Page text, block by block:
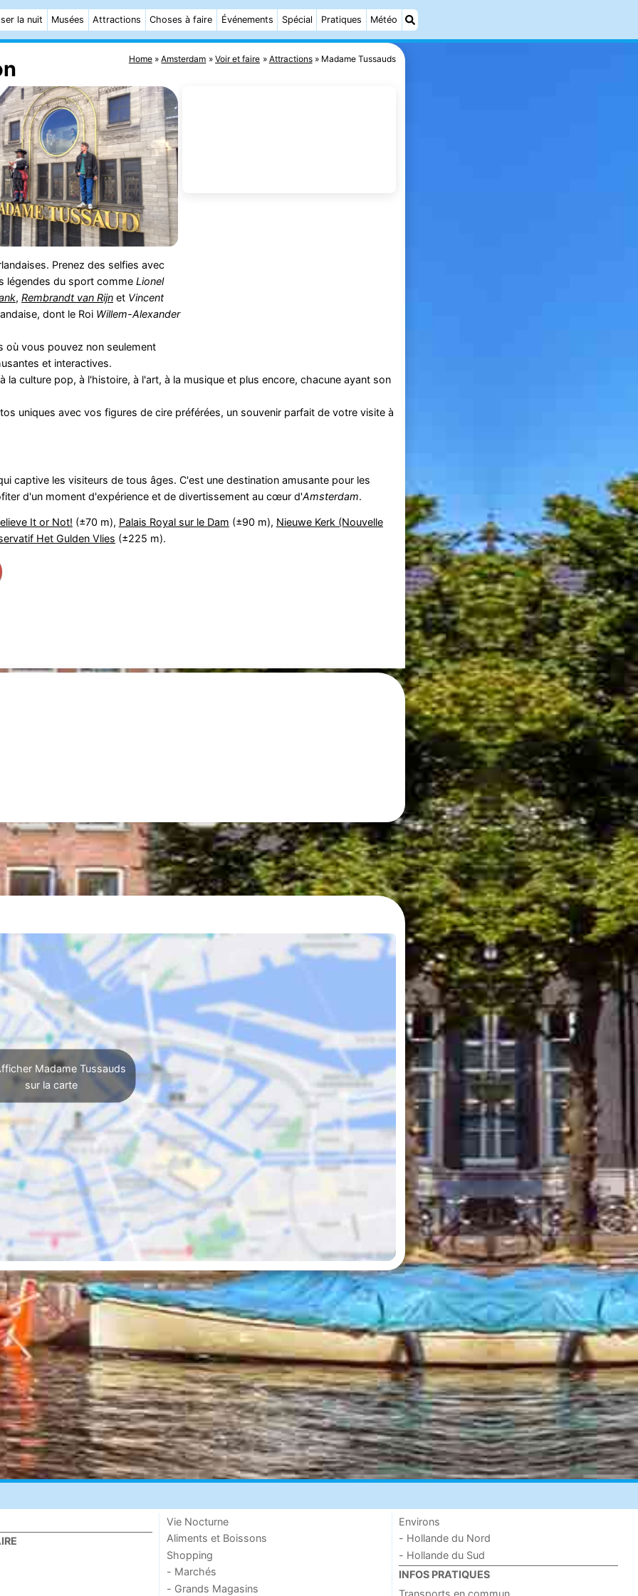
la nuit Musées Attractions Choses à faire Événements Spécial Pratiques Météo
Home Amsterdam Voir et faire Attractions Madame Tussauds
Prenez des selfies avec
légendes du sport comme Lionel
, Rembrandt van Rijnet Vincent
dont le Roi Willem-Alexander
vous pouvez non seulement
et interactives.
culture pop, à l'histoire, à l'art, à la musique et plus encore, chacune ayant son
uniques avec vos figures de cire préférées, un souvenir parfait de votre visite à
captive les visiteurs de tous âges. C'est une destination amusante pour les
d'un moment d'expérience et de divertissement au cœur d'Amsterdam.
It or Not! (±70 m), Palais Royal sur le Dam (±90 m), Nieuwe Kerk (Nouvelle
Het Gulden Vlies (±225 m).
Madame Tussauds
sur la carte
Vie Nocturne
Aliments et Boissons
Shopping
- Marchés
- Grands Magasins
Environs
- Hollande du Nord
- Hollande du Sud
INFOS PRATIQUES
Transports en commun